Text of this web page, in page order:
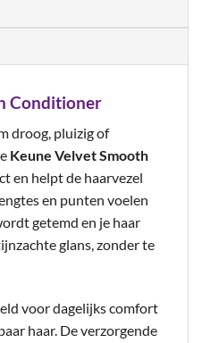
Conditioner
droog, pluizig of
Keune Velvet Smooth
en helpt de haarvezel
en punten voelen
getemd en je haar
glans, zonder te
voor dagelijks comfort
haar. De verzorgende